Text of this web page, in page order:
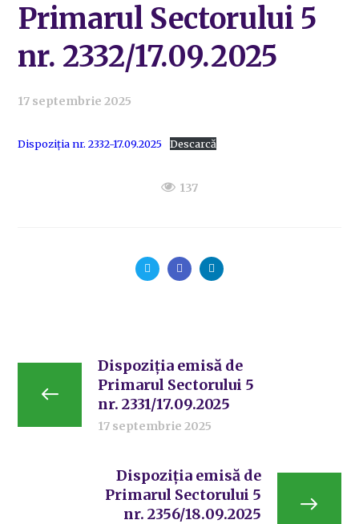
Primarul Sectorului 5
nr. 2332/17.09.2025
17 septembrie 2025
Dispoziția nr. 2332-17.09.2025 Descarcă
137
Dispoziția emisă de
Primarul Sectorului 5
nr. 2331/17.09.2025
17 septembrie 2025
Dispoziția emisă de
Primarul Sectorului 5
nr. 2356/18.09.2025